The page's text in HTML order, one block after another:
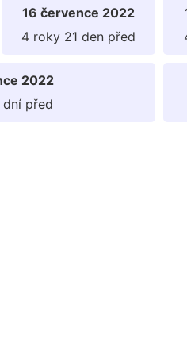
16 července 2022
4 roky 21 den před
2022
před